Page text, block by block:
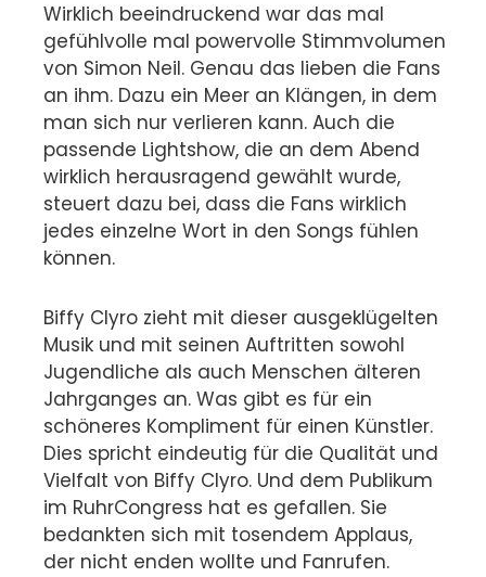
Wirklich beeindruckend war das mal
gefühlvolle mal powervolle Stimmvolumen
von Simon Neil. Genau das lieben die Fans
an ihm. Dazu ein Meer an Klängen, in dem
man sich nur verlieren kann. Auch die
passende Lightshow, die an dem Abend
wirklich herausragend gewählt wurde,
steuert dazu bei, dass die Fans wirklich
jedes einzelne Wort in den Songs fühlen
können.
Biffy Clyro zieht mit dieser ausgeklügelten
Musik und mit seinen Auftritten sowohl
Jugendliche als auch Menschen älteren
Jahrganges an. Was gibt es für ein
schöneres Kompliment für einen Künstler.
Dies spricht eindeutig für die Qualität und
Vielfalt von Biffy Clyro. Und dem Publikum
im RuhrCongress hat es gefallen. Sie
bedankten sich mit tosendem Applaus,
der nicht enden wollte und Fanrufen.